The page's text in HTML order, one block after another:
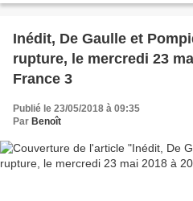
Inédit, De Gaulle et
rupture, le mercredi 23
France 3
Publié le 23/05/2018 à 09:35
Par Benoît